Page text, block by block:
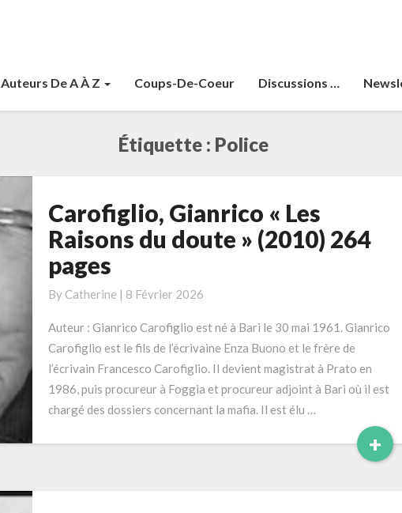
Auteurs De A À Z Coups-De-Coeur Discussions …
Étiquette : Police
Carofiglio,
Gianrico
«
Les
Raisons
doute
»
(2010)
264
pages
Carofiglio, Gianrico « Les
Raisons du doute » (2010) 264
pages
By Catherine | 8 Février 2026
Auteur : Gianrico Carofiglio est né à Bari le 30 mai 1961. Gianrico
Carofiglio est le fils de l’écrivaine Enza Buono et le frère de
l’écrivain Francesco Carofiglio. Il devient magistrat à Prato en
1986, puis procureur à Foggia et procureur adjoint à Bari où il est
chargé des dossiers concernant la mafia. Il est élu …
+